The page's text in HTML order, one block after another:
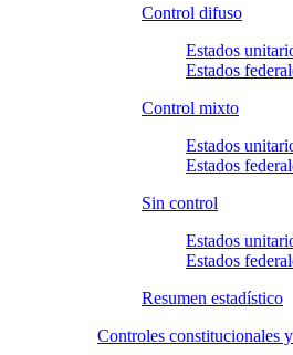
Control difuso
Estados
Estados
Control mixto
Estados
Estados
Sin control
Estados
Estados
Resumen estadístico
Controles constitucionales